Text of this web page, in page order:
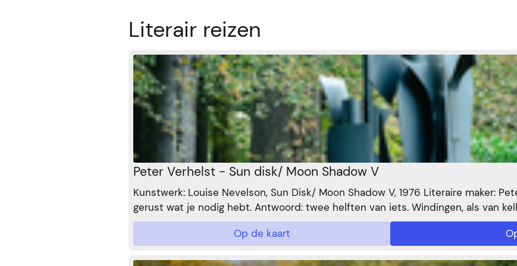
Literair reizen
Peter Verhelst - Sun disk/ Moon Shadow V
Kunstwerk: Louise Nevelson, Sun Disk/ Moon Shadow V, 1976 Literaire maker:
gerust wat je nodig hebt. Antwoord: twee helften van iets. Windingen, als van
hart. En vlijmscherpe uitsteeksels, maar dan werkelijk vlijmscherpe.
te behameren, last onderdelen aan elkaar tot een grote insectoïde, deels
Op de kaart